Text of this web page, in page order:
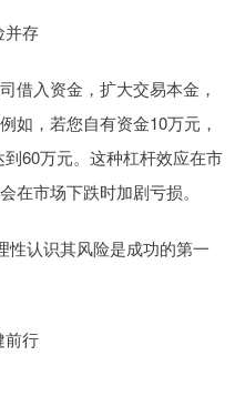
并存
借入资金，扩大交易本金，
如，若您自有资金10万元，
60万元。这种杠杆效应在市
在市场下跌时加剧亏损。
性认识其风险是成功的第一
前行